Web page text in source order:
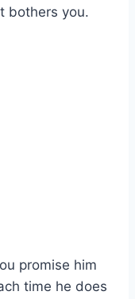
bothers you.
promise him
time he does